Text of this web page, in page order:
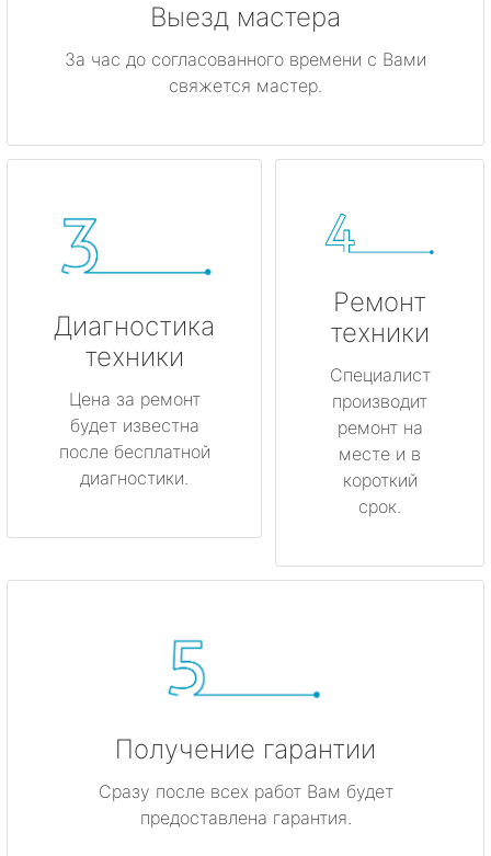
Выезд мастера
За час до согласованного времени с Вами
свяжется мастер.
Диагностика
техники
Цена за ремонт
будет известна
после бесплатной
диагностики.
Ремонт
техники
Специалист
производит
ремонт на
месте и в
короткий
срок.
Получение гарантии
Сразу после всех работ Вам будет
предоставлена гарантия.